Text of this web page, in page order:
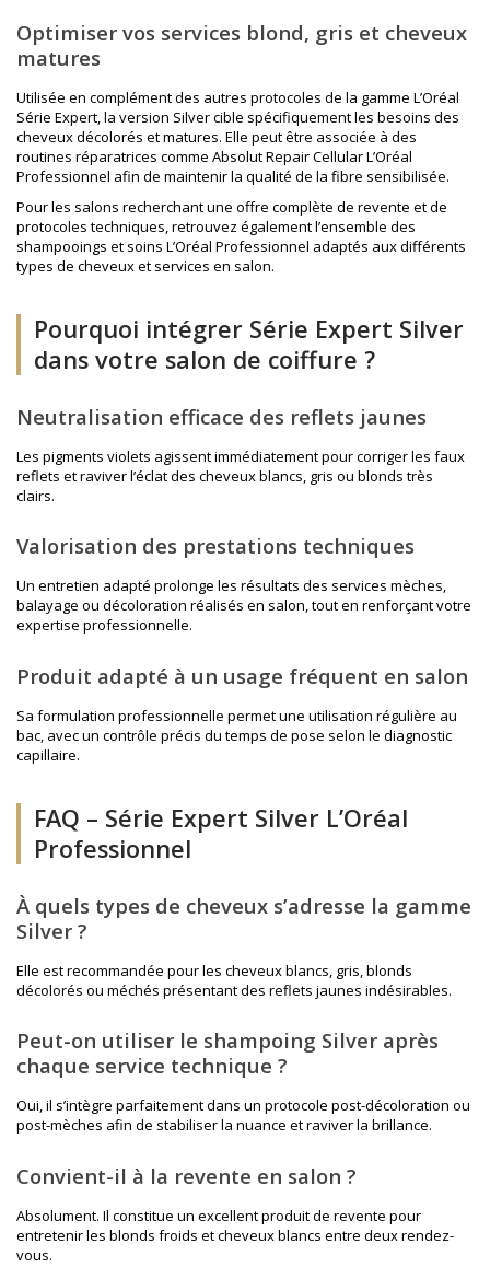
Optimiser vos services blond, gris et cheveux
matures
Utilisée en complément des autres protocoles de la gamme L’Oréal
Série Expert, la version Silver cible spécifiquement les besoins des
cheveux décolorés et matures. Elle peut être associée à des
routines réparatrices comme Absolut Repair Cellular L’Oréal
Professionnel afin de maintenir la qualité de la fibre sensibilisée.
Pour les salons recherchant une offre complète de revente et de
protocoles techniques, retrouvez également l’ensemble des
shampooings et soins L’Oréal Professionnel adaptés aux différents
types de cheveux et services en salon.
Pourquoi intégrer Série Expert Silver
dans votre salon de coiffure ?
Neutralisation efficace des reflets jaunes
Les pigments violets agissent immédiatement pour corriger les faux
reflets et raviver l’éclat des cheveux blancs, gris ou blonds très
clairs.
Valorisation des prestations techniques
Un entretien adapté prolonge les résultats des services mèches,
balayage ou décoloration réalisés en salon, tout en renforçant votre
expertise professionnelle.
Produit adapté à un usage fréquent en salon
Sa formulation professionnelle permet une utilisation régulière au
bac, avec un contrôle précis du temps de pose selon le diagnostic
capillaire.
FAQ – Série Expert Silver L’Oréal
Professionnel
À quels types de cheveux s’adresse la gamme
Silver ?
Elle est recommandée pour les cheveux blancs, gris, blonds
décolorés ou méchés présentant des reflets jaunes indésirables.
Peut-on utiliser le shampoing Silver après
chaque service technique ?
Oui, il s’intègre parfaitement dans un protocole post-décoloration ou
post-mèches afin de stabiliser la nuance et raviver la brillance.
Convient-il à la revente en salon ?
Absolument. Il constitue un excellent produit de revente pour
entretenir les blonds froids et cheveux blancs entre deux rendez-
vous.